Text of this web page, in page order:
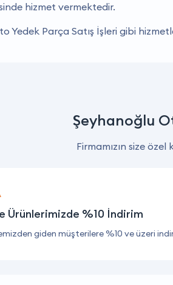
hizmet vermektedir.
Yedek Parça Satış İşleri gibi
Şeyhanoğlu
Firmamızın size
Ürünlerimizde %10 İndirim
giden müşterilere %10 ve üzeri